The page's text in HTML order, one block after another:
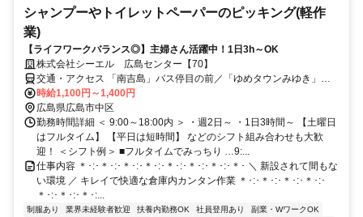
シャンプーやトイレットペーパーのピッキング(軽作
業)
【ライフワークバランス◎】主婦さん活躍中！1日3h～OK
株式会社シーエル 広島センター【70】
交通・アクセス 「南吉島」バス停目の前／「ゆめタウンみゆき」か
ら車11分
時給1,100円～1,400円
広島県広島市中区
勤務時間詳細 ＜ 9:00～18:00内 ＞ ・週2日～ ・1日3時間～ 【土曜日
はフルタイム】 【平日は短時間】 などのシフト組み合わせも大歓
迎！ ＜シフト例＞ ■フルタイムでみっちり …9:...
仕事内容 ＊･:･＊･:･＊･:･＊･:･＊･:･＊･:･＊･:･＊･ ＼ 新設されて間もな
い環境 ／ キレイで快適な倉庫内カンタン作業 ＊･:･＊･:･＊･:･＊･:･
＊･:･＊･:･＊･:...
制服あり 業界未経験者歓迎 扶養内勤務OK 社員登用あり
副業・WワークOK